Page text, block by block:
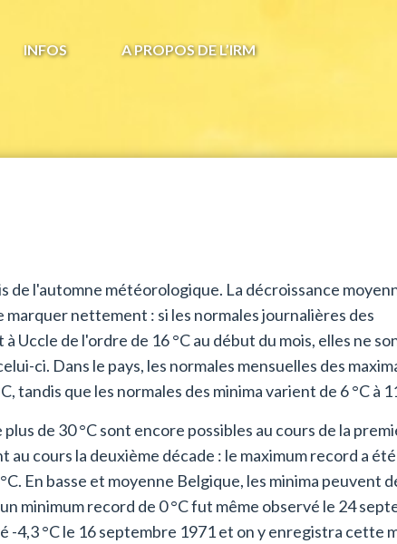
INFOS A PROPOS DE L’IRM
de l'automne météorologique. La décroissance
nettement : si les normales journalières des
Uccle de l'ordre de 16 °C au début du mois, elles ne
ci. Dans le pays, les normales mensuelles des
tandis que les normales des minima varient de 6 °C à
de 30 °C sont encore possibles au cours de la
cours la deuxième décade : le maximum record a
En basse et moyenne Belgique, les minima peuvent
minimum record de 0 °C fut même observé le 24
-4,3 °C le 16 septembre 1971 et on y enregistra cette